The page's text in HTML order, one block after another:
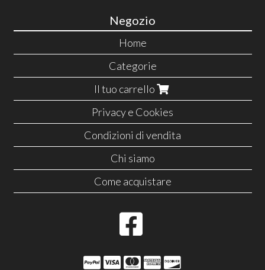
Negozio
Home
Categorie
Il tuo carrello
Privacy e Cookies
Condizioni di vendita
Chi siamo
Come acquistare